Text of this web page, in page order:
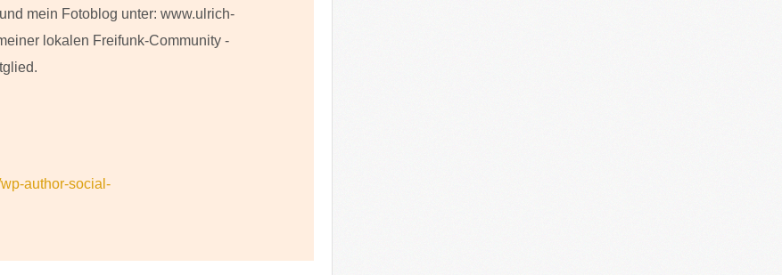
mein Fotoblog unter: www.ulrich-
lokalen Freifunk-Community -
author-social-